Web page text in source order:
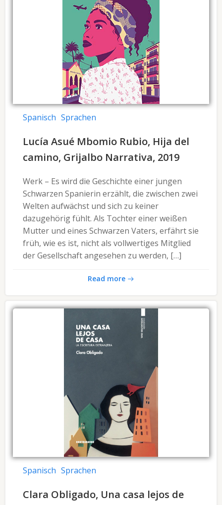
Spanisch Sprachen
Lucía Asué Mbomio Rubio, Hija del
camino, Grijalbo Narrativa, 2019
Werk – Es wird die Geschichte einer jungen
Schwarzen Spanierin erzählt, die zwischen zwei
Welten aufwächst und sich zu keiner
dazugehörig fühlt. Als Tochter einer weißen
Mutter und eines Schwarzen Vaters, erfährt sie
früh, wie es ist, nicht als vollwertiges Mitglied
der Gesellschaft angesehen zu werden, […]
Read more
Spanisch Sprachen
Clara Obligado, Una casa lejos de